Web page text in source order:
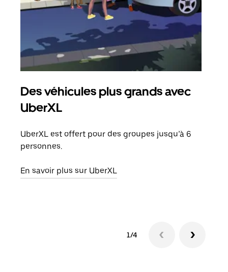
Des véhicules plus grands avec
UberXL
UberXL est offert pour des groupes jusqu’à 6
personnes.
En savoir plus sur UberXL
1/4